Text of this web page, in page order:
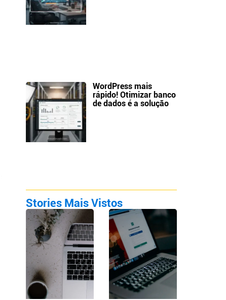
WordPress mais
rápido! Otimizar banco
de dados é a solução
Stories Mais Vistos